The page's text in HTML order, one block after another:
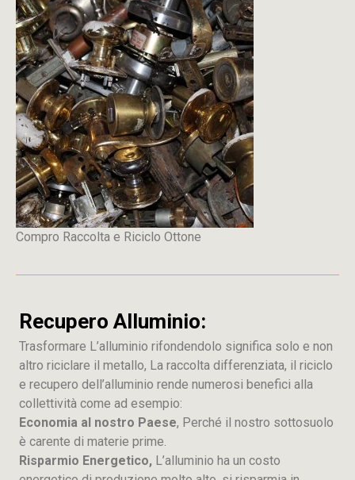
Compro Raccolta e Riciclo Ottone
Recupero Alluminio:
Trasformare L’alluminio rifondendolo significa solo e non
altro riciclare il metallo, La raccolta differenziata, il riciclo
e recupero dell’alluminio rende numerosi benefici alla
collettività come ad esempio:
Economia al nostro Paese, Perché il nostro sottosuolo
è carente di materie prime.
Risparmio Energetico, L’alluminio ha un costo